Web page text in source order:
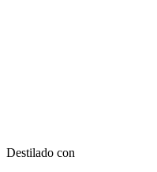
Destilado con